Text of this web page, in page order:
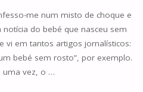
me num misto de choque e
do bebé que nasceu sem
vi em tantos artigos jornalísticos:
bebé sem rosto”, por exemplo.
uma vez, o …